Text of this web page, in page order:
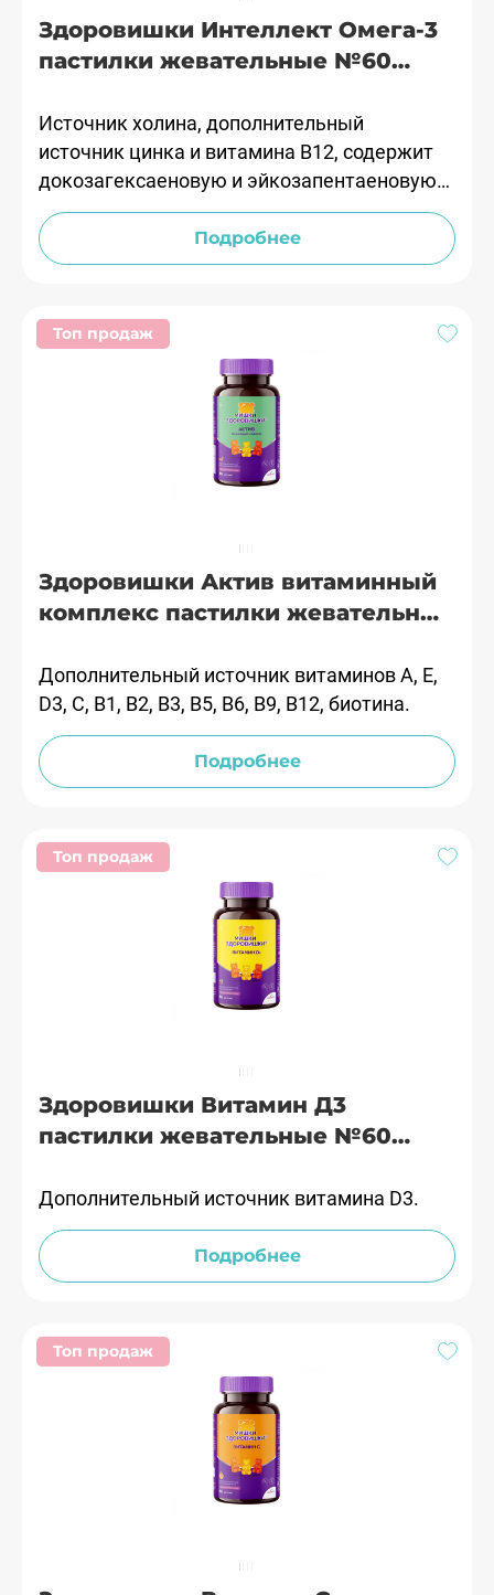
Здоровишки Интеллект Омега-3
пастилки жевательные №60
Источник холина, дополнительный
источник цинка и витамина В12, содержит
докозагексаеновую и эйкозапентаеновую
кислоты.
Подробнее
Топ продаж
Здоровишки Актив витаминный
комплекс пастилки жевательные
Дополнительный источник витаминов А, Е,
D3, С, В1, В2, В3, В5, В6, В9, В12, биотина.
Подробнее
Топ продаж
Здоровишки Витамин Д3
пастилки жевательные №60
Дополнительный источник витамина D3.
Подробнее
Топ продаж